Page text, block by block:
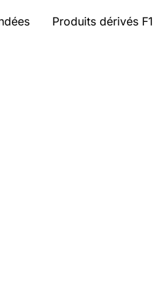
Produits dérivés F1